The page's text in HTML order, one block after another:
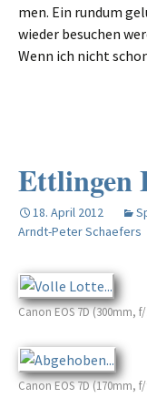
men. Ein rundum
wieder besuchen
Wenn ich nicht
Ettlingen
18. April 2012
Arndt-Peter Schaefers
Canon EOS 7D (300mm,
Canon EOS 7D (170mm,